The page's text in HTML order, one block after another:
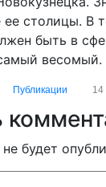
столицы. В
быть в
весомый.
Публикации 14
будет